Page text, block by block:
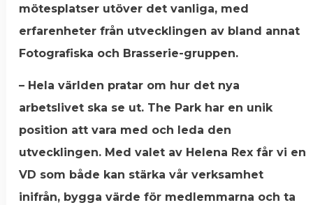
mötesplatser utöver det vanliga, med
erfarenheter från utvecklingen av bland annat
Fotografiska och Brasserie-gruppen.
– Hela världen pratar om hur det nya
arbetslivet ska se ut. The Park har en unik
position att vara med och leda den
utvecklingen. Med valet av Helena Rex får vi en
VD som både kan stärka vår verksamhet
inifrån, bygga värde för medlemmarna och ta